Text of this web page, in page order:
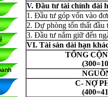
V. Đầu tư tài chính dài
1. Đầu tư góp vốn vào
2. Dự phòng tổn thất
3. Đầu tư nắm giữ đến
VI. Tài sản dài hạn
TỔNG
C- NỢ